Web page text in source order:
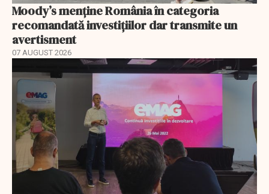
Moody’s menține România în categoria
recomandată investițiilor dar transmite un
avertisment
07 AUGUST 2026